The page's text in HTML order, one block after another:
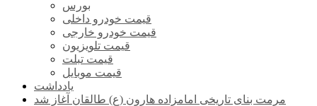
بورس
قیمت خودرو داخلی
قیمت خودرو خارجی
قیمت تلویزیون
قیمت تبلت
قیمت موبایل
یادداشت
مرمت بنای تاریخی امامزاده هارون (ع) طالقان آغاز شد